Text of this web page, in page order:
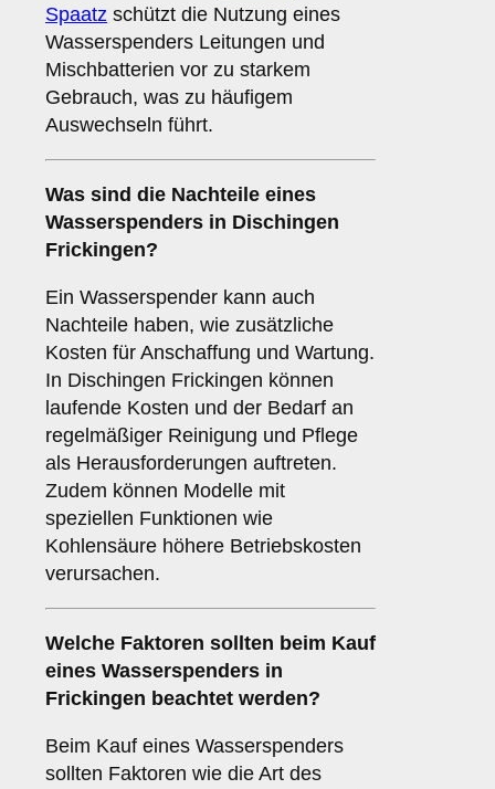
Spaatz schützt die Nutzung eines
Wasserspenders Leitungen und
Mischbatterien vor zu starkem
Gebrauch, was zu häufigem
Auswechseln führt.
Was sind die Nachteile eines
Wasserspenders in Dischingen
Frickingen?
Ein Wasserspender kann auch
Nachteile haben, wie zusätzliche
Kosten für Anschaffung und Wartung.
In Dischingen Frickingen können
laufende Kosten und der Bedarf an
regelmäßiger Reinigung und Pflege
als Herausforderungen auftreten.
Zudem können Modelle mit
speziellen Funktionen wie
Kohlensäure höhere Betriebskosten
verursachen.
Welche Faktoren sollten beim Kauf
eines Wasserspenders in
Frickingen beachtet werden?
Beim Kauf eines Wasserspenders
sollten Faktoren wie die Art des